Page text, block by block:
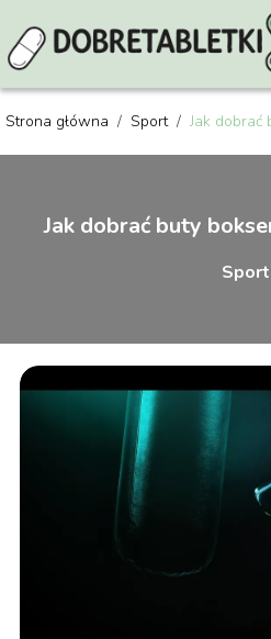
Strona główna / Sport / Jak dobrać
Jak dobrać buty
Sport